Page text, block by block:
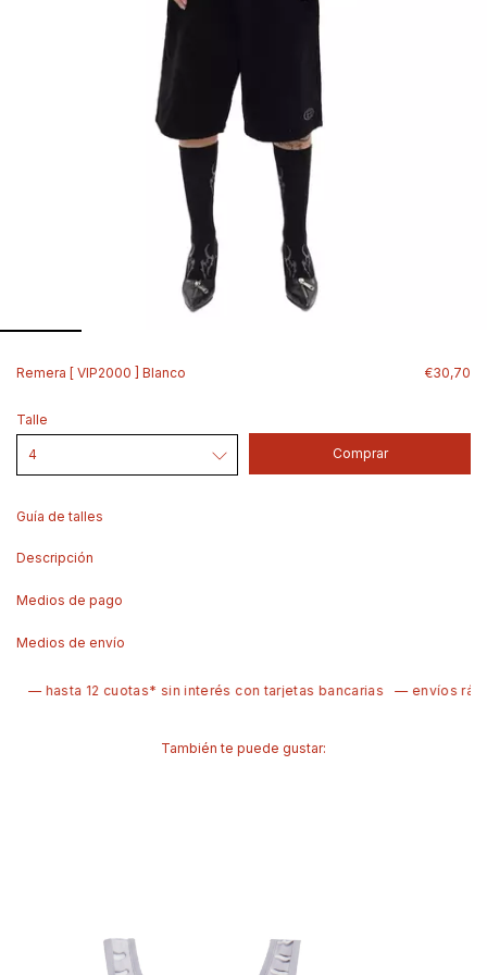
Remera [ VIP2000 ] Blanco €30,70
Talle
Guía de talles
Descripción
Medios de pago
Medios de envío
— hasta 12 cuotas* sin interés con tarjetas bancarias — envíos
También te puede gustar: